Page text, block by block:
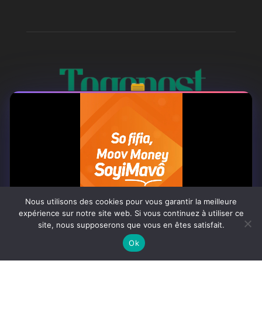
À PROPOS
Togo Post est un site d'information en ligne ...
Tel : +228 98 42 82 18
contact@togopost.tg
Nous utilisons des cookies pour vous garantir la meilleure
expérience sur notre site web. Si vous continuez à utiliser ce
site, nous supposerons que vous en êtes satisfait.
Ok